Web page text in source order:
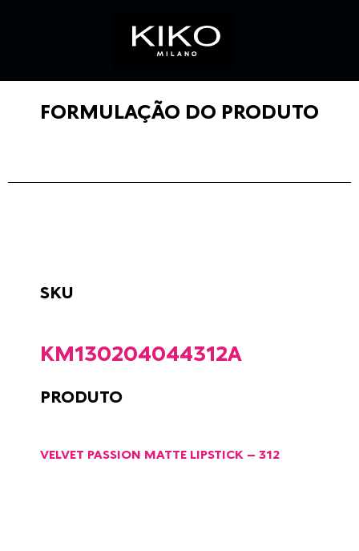
FORMULAÇÃO DO PRODUTO
SKU
KM130204044312A
PRODUTO
VELVET PASSION MATTE LIPSTICK – 312